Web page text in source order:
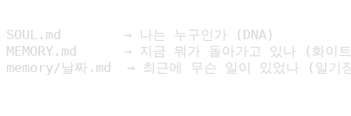
SOUL.md        → 나는 누구인가 (DNA)
MEMORY.md      → 지금 뭐가 돌아가고 있나 (화이
memory/날짜.md  → 최근에 무슨 일이 있었나 (일기